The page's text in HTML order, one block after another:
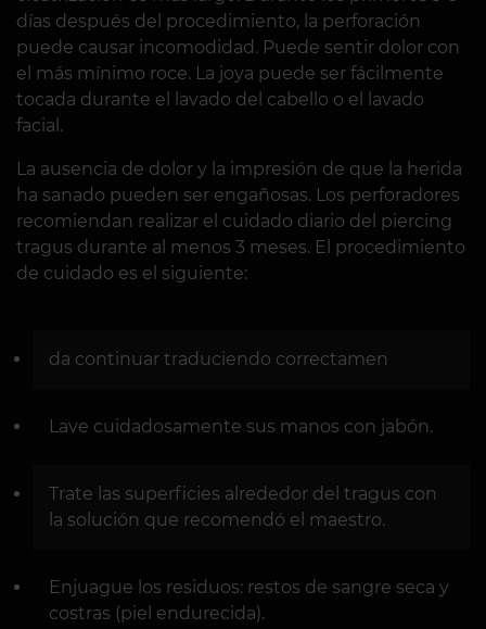
días después del procedimiento, la perforación
puede causar incomodidad. Puede sentir dolor con
el más mínimo roce. La joya puede ser fácilmente
tocada durante el lavado del cabello o el lavado
facial.
La ausencia de dolor y la impresión de que la herida
ha sanado pueden ser engañosas. Los perforadores
recomiendan realizar el cuidado diario del piercing
tragus durante al menos 3 meses. El procedimiento
de cuidado es el siguiente:
da continuar traduciendo correctamen
Lave cuidadosamente sus manos con jabón.
Trate las superficies alrededor del tragus con
la solución que recomendó el maestro.
Enjuague los residuos: restos de sangre seca y
costras (piel endurecida).